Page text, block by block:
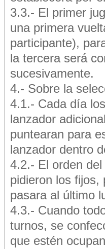
3.3.- El primer
una primera
participante),
la tercera será
sucesivamente.
4.- Sobre la
4.1.- Cada día
lanzador
puntearan para
lanzador dentro
4.2.- El orden
pidieron los fijos,
pasara al último
4.3.- Cuando
turnos, se
que estén